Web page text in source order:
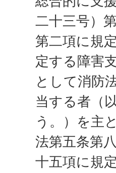
二十三号）
第二項に規
定する障害
として消防
当する者（
う。）を主
法第五条第
十五項に規